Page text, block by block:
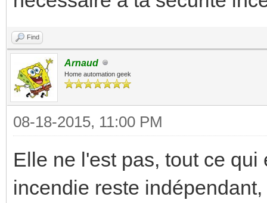
Find
Arnaud
Home automation geek
08-18-2015, 11:00 PM
Elle ne l'est pas, tout ce
incendie reste